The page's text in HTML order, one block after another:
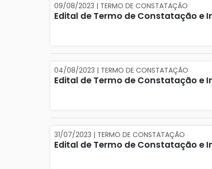
09/08/2023 | TERMO DE CONSTATAÇÃO
Edital de Termo de Constatação e
04/08/2023 | TERMO DE CONSTATAÇÃO
Edital de Termo de Constatação e
31/07/2023 | TERMO DE CONSTATAÇÃO
Edital de Termo de Constatação e